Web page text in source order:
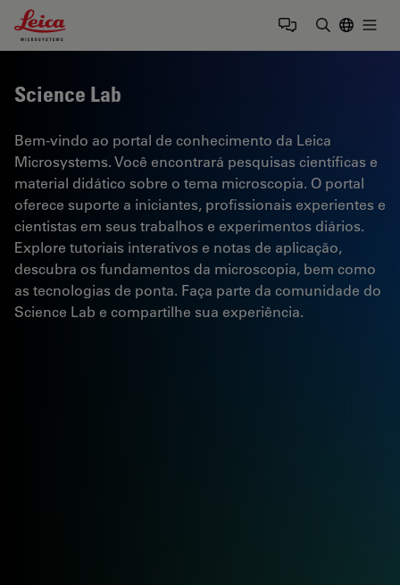
Leica Microsystems Logo
Science Lab
Bem-vindo ao portal de conhecimento da Leica
Microsystems. Você encontrará pesquisas científicas e
material didático sobre o tema microscopia. O portal
oferece suporte a iniciantes, profissionais experientes e
cientistas em seus trabalhos e experimentos diários.
Explore tutoriais interativos e notas de aplicação,
descubra os fundamentos da microscopia, bem como
as tecnologias de ponta. Faça parte da comunidade do
Science Lab e compartilhe sua experiência.